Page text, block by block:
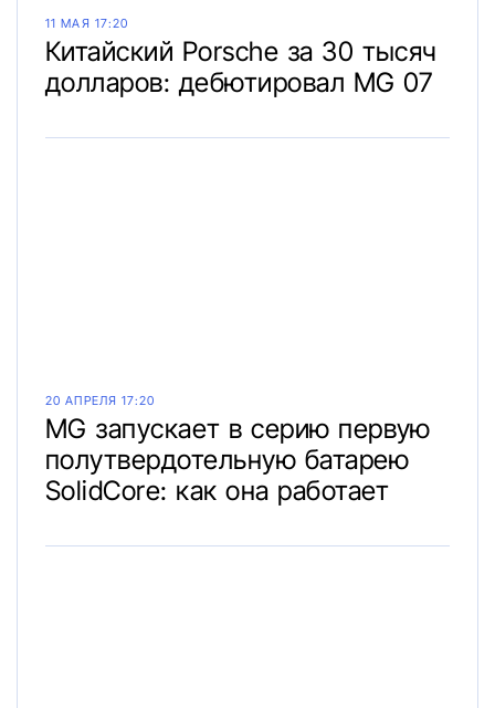
11 МАЯ 17:20
Китайский Porsche за 30 тысяч
долларов: дебютировал MG 07
20 АПРЕЛЯ 17:20
MG запускает в серию первую
полутвердотельную батарею
SolidCore: как она работает